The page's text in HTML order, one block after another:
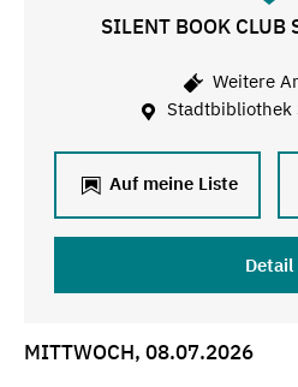
SILENT BOOK CLUB
Weitere
Stadtbibliothek
Auf meine Liste
Detail
MITTWOCH, 08.07.2026